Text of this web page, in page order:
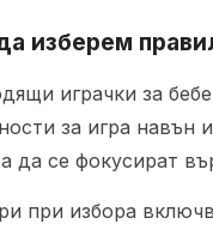
изберем
играчки за
за игра навън
да се фокусират
при избора